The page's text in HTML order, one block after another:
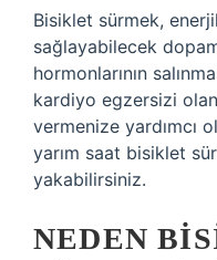
Bisiklet sürmek,
sağlayabilecek
hormonlarının
kardiyo egzersizi
vermenize yardımcı
yarım saat bisiklet
yakabilirsiniz.
NEDEN